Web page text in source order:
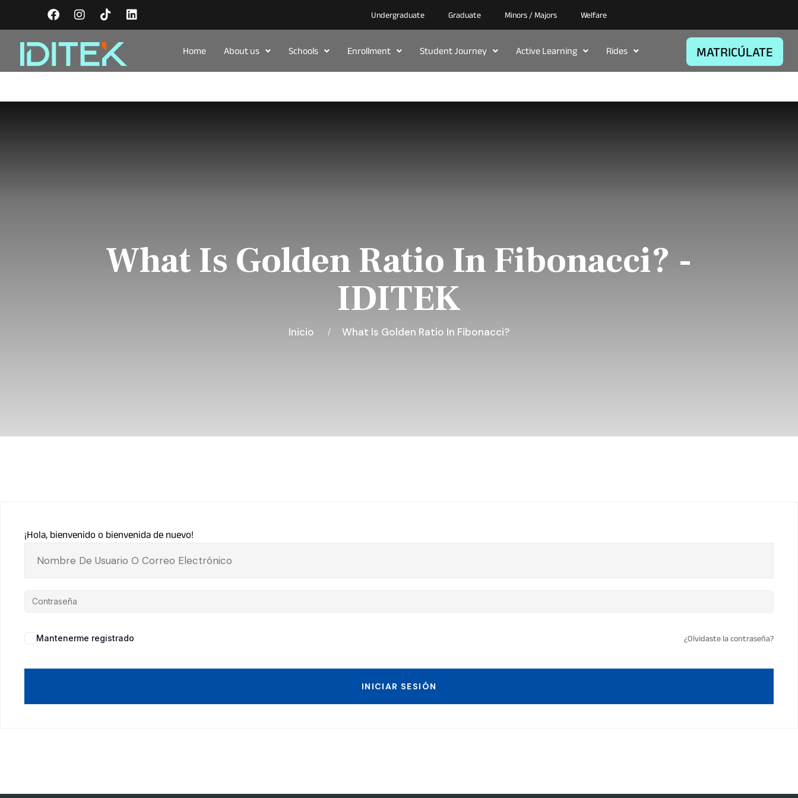
Undergraduate Graduate Minors / Majors Welfare
Home About us Schools Enrollment Student Journey Active Learning Rides MATRICÚLATE
What Is Golden Ratio In Fibonacci? -
IDITEK
Inicio What Is Golden Ratio In Fibonacci?
¡Hola, bienvenido o bienvenida de nuevo!
Mantenerme registrado ¿Olvidaste la contraseña?
INICIAR SESIÓN